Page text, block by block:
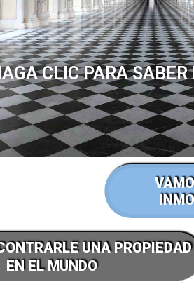
CLIC PARA SABER
EL CAZADOR DE
PROPIEDADES EN EL SUR
DE FRANCIA
UNA PROPIEDAD
EN EL MUNDO